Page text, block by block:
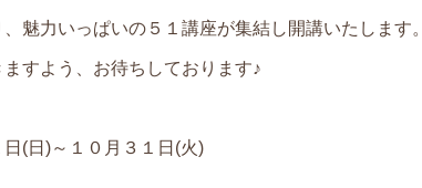
魅力いっぱいの５１講座が集結し開講いたします。
すよう、お待ちしております♪
(日)～１０月３１日(火)